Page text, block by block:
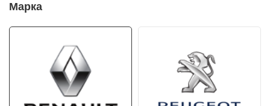
Марка